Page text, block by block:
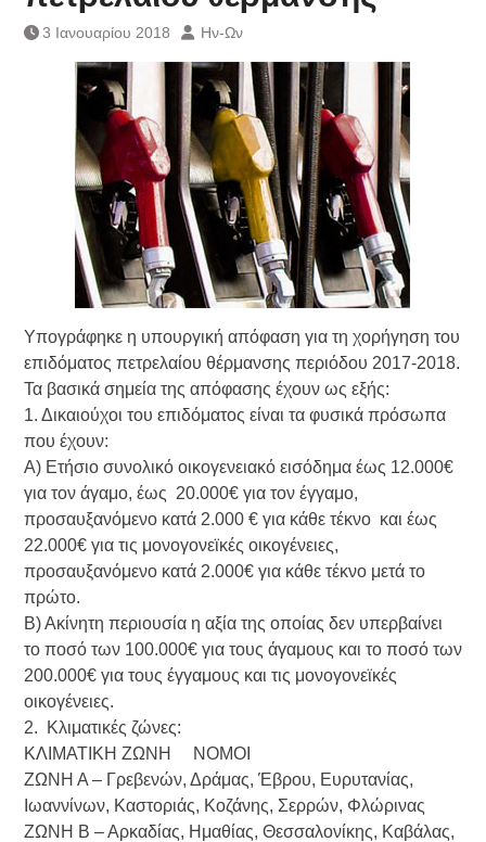
Τράπεζας- ΕΚΤ
Συναλλάγματος &
Τραπεζογραμματίων 7-3-2019
Ημερήσιο Δελτίο Τιμών
Συναλλάγματος &
Τραπεζογραμματίων 4-3-2019
Κάθοδος αγροτών
Δικαιοσύνη
3 Ιανουαρίου 2018 Ην-Ων
Υπογράφηκε η υπουργική απόφαση για τη χορήγηση του
επιδόματος πετρελαίου θέρμανσης περιόδου 2017-2018.
Τα βασικά σημεία της απόφασης έχουν ως εξής:
1. Δικαιούχοι του επιδόματος είναι τα φυσικά πρόσωπα
που έχουν:
Α) Ετήσιο συνολικό οικογενειακό εισόδημα έως 12.000€
για τον άγαμο, έως 20.000€ για τον έγγαμο,
προσαυξανόμενο κατά 2.000 € για κάθε τέκνο και έως
22.000€ για τις μονογονεϊκές οικογένειες,
προσαυξανόμενο κατά 2.000€ για κάθε τέκνο μετά το
πρώτο.
Β) Ακίνητη περιουσία η αξία της οποίας δεν υπερβαίνει
το ποσό των 100.000€ για τους άγαμους και το ποσό των
200.000€ για τους έγγαμους και τις μονογονεϊκές
οικογένειες.
2. Κλιματικές ζώνες:
ΚΛΙΜΑΤΙΚΗ ΖΩΝΗ ΝΟΜΟΙ
ΖΩΝΗ Α – Γρεβενών, Δράμας, Έβρου, Ευρυτανίας,
Ιωαννίνων, Καστοριάς, Κοζάνης, Σερρών, Φλώρινας
ΖΩΝΗ Β – Αρκαδίας, Ημαθίας, Θεσσαλονίκης, Καβάλας,